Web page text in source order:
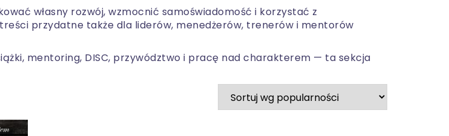
własny rozwój, wzmocnić samoświadomość i korzystać z
przydatne także dla liderów, menedżerów, trenerów i mentorów
mentoring, DISC, przywództwo i pracę nad charakterem — ta sekcja